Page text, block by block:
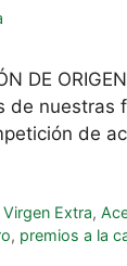
DE
nuestras
de
Extra,
, premios a la